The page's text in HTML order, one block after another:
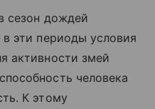
сезон дождей
эти периоды условия
активности змей
человека
К этому